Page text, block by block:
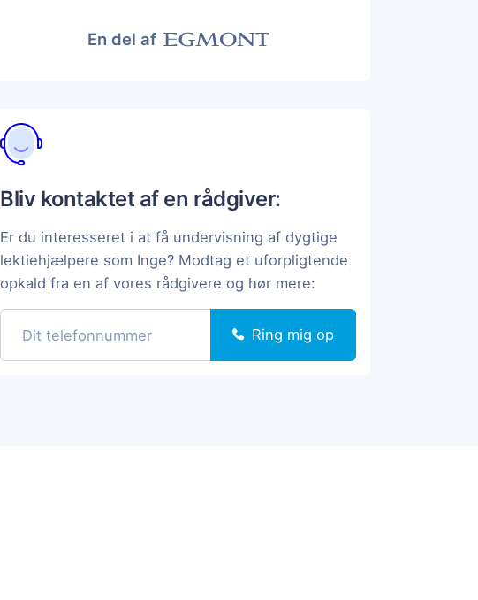
En del af
Bliv kontaktet af en rådgiver:
Er du interesseret i at få undervisning af dygtige
lektiehjælpere som Inge? Modtag et uforpligtende
opkald fra en af vores rådgivere og hør mere:
Ring mig op